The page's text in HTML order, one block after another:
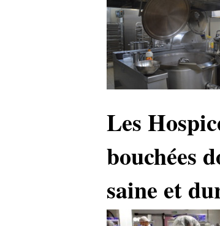
Les
bouchées
saine et